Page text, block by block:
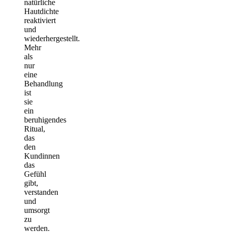
natürliche
Hautdichte
reaktiviert
und
wiederhergestellt.
Mehr
als
nur
eine
Behandlung
ist
sie
ein
beruhigendes
Ritual,
das
den
Kundinnen
das
Gefühl
gibt,
verstanden
und
umsorgt
zu
werden.